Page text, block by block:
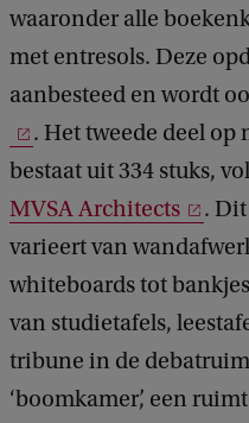
waaronder alle
met entresols. Deze
aanbesteed en wordt
. Het tweede deel
bestaat uit 334 stuks,
MVSA Architects
.
varieert van
whiteboards tot
van studietafels,
tribune in de
‘boomkamer’, een